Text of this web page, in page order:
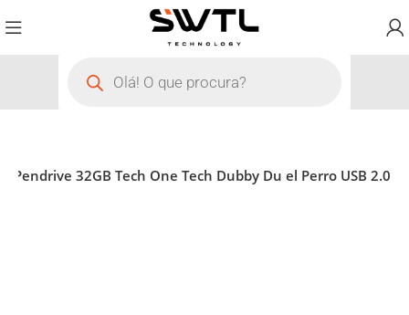
Pendrive 32GB Tech One Tech Dubby Du el Perro USB 2.0